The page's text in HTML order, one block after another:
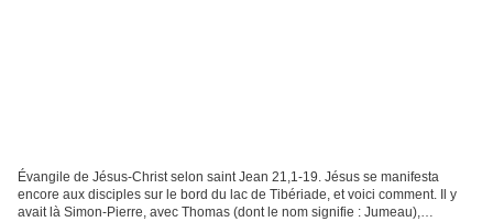
Évangile de Jésus-Christ selon saint Jean 21,1-19. Jésus se manifesta
encore aux disciples sur le bord du lac de Tibériade, et voici comment. Il y
avait là Simon-Pierre, avec Thomas (dont le nom signifie : Jumeau),